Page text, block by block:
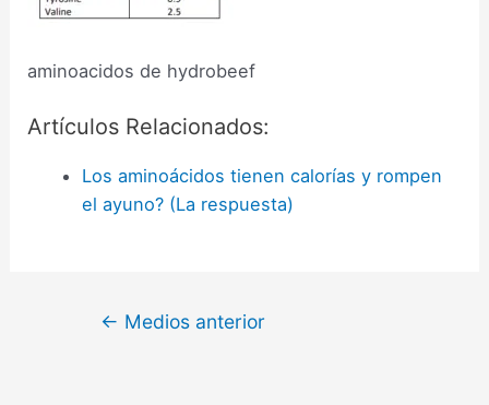
aminoacidos de hydrobeef
Artículos Relacionados:
Los aminoácidos tienen calorías y rompen
el ayuno? (La respuesta)
← Medios anterior